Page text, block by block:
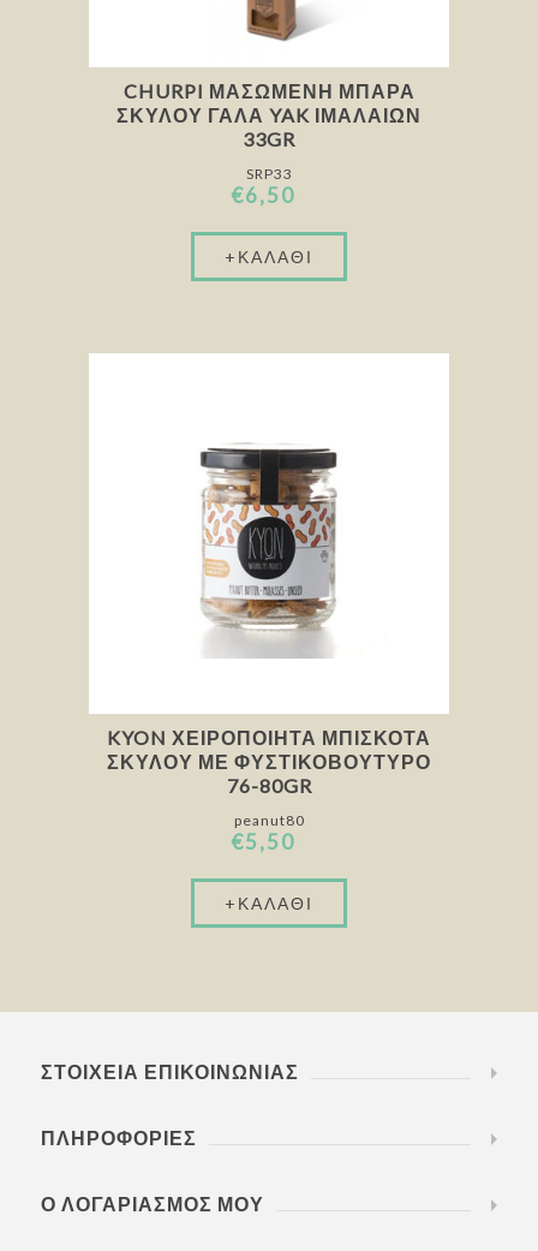
CHURPI ΜΑΣΏΜΕΝΗ ΜΠΆΡΑ
ΣΚΎΛΟΥ ΓΆΛΑ YAK ΙΜΑΛΑΊΩΝ
33GR
SRP33
€6,50
KYON ΧΕΙΡΟΠΟΊΗΤΑ ΜΠΙΣΚΌΤΑ
ΣΚΎΛΟΥ ΜΕ ΦΥΣΤΙΚΟΒΟΎΤΥΡΟ
76-80GR
peanut80
€5,50
ΣΤΟΙΧΕΊΑ ΕΠΙΚΟΙΝΩΝΊΑΣ
ΠΛΗΡΟΦΟΡΊΕΣ
Ο ΛΟΓΑΡΙΑΣΜΌΣ ΜΟΥ